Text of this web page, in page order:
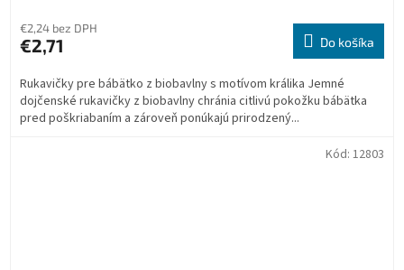
€2,24 bez DPH
€2,71 Do košíka
Rukavičky pre bábätko z biobavlny s motívom králika Jemné
dojčenské rukavičky z biobavlny chránia citlivú pokožku bábätka
pred poškriabaním a zároveň ponúkajú prirodzený...
Kód: 12803